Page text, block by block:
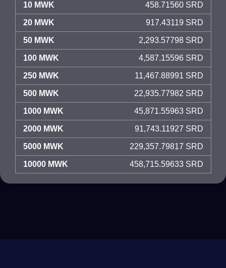
10 MWK 458.71560 SRD
20 MWK 917.43119 SRD
50 MWK 2,293.57798 SRD
100 MWK 4,587.15596 SRD
250 MWK 11,467.88991 SRD
500 MWK 22,935.77982 SRD
1000 MWK 45,871.55963 SRD
2000 MWK 91,743.11927 SRD
5000 MWK 229,357.79817 SRD
10000 MWK 458,715.59633 SRD